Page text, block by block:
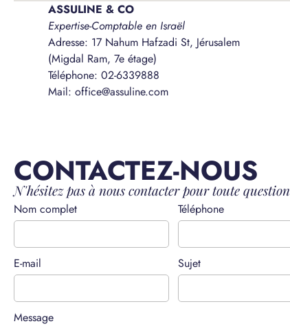
ASSULINE & CO
Expertise-Comptable en Israël
Adresse: 17 Nahum Hafzadi St, Jérusalem
(Migdal Ram, 7e étage)
Téléphone: 02-6339888
Mail: office@assuline.com
CONTACTEZ-NOUS
N'hésitez pas à nous contacter pour toute question
Nom complet Téléphone
E-mail Sujet
Message